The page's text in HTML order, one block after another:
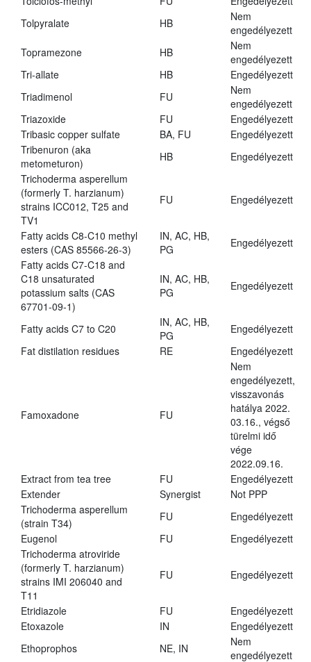
Tolpyralate
HB
Nem
engedélyezett
Topramezone
HB
Nem
engedélyezett
Tri-allate
HB
Engedélyezett
Triadimenol
FU
Nem
engedélyezett
Triazoxide
FU
Engedélyezett
Tribasic copper sulfate
BA, FU
Engedélyezett
Tribenuron (aka
metometuron)
HB
Engedélyezett
Trichoderma asperellum
(formerly T. harzianum)
strains ICC012, T25 and
TV1
FU Engedélyezett
Fatty acids C8-C10 methyl
esters (CAS 85566-26-3)
IN, AC, HB,
PG
Engedélyezett
Fatty acids C7-C18 and
C18 unsaturated
potassium salts (CAS
67701-09-1)
IN, AC, HB,
PG
Engedélyezett
Fatty acids C7 to C20
IN, AC, HB,
PG
Engedélyezett
Fat distilation residues
RE Engedélyezett
Famoxadone FU
Nem
engedélyezett,
visszavonás
hatálya 2022.
03.16., végső
türelmi idő
vége
2022.09.16.
Extract from tea tree
FU
Engedélyezett
Extender
Synergist
Not PPP
Trichoderma asperellum
(strain T34)
FU
Engedélyezett
Eugenol
FU
Engedélyezett
Trichoderma atroviride
(formerly T. harzianum)
strains IMI 206040 and
T11
FU Engedélyezett
Etridiazole FU
Engedélyezett
Etoxazole
IN
Engedélyezett
Ethoprophos
NE, IN
Nem
engedélyezett